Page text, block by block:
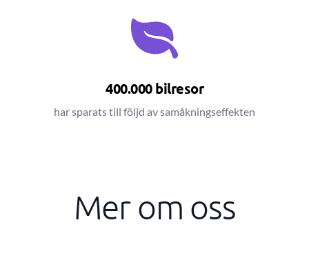
400.000 bilresor
har sparats till följd av samåkningseffekten
Mer om oss